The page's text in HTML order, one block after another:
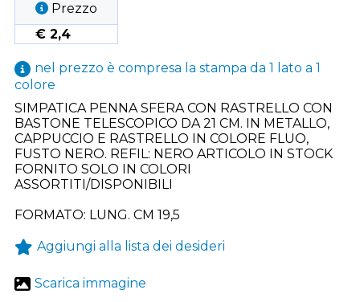
Prezzo
€ 2,4
nel prezzo è compresa la stampa da 1 lato a 1
colore
SIMPATICA PENNA SFERA CON RASTRELLO CON
BASTONE TELESCOPICO DA 21 CM. IN METALLO,
CAPPUCCIO E RASTRELLO IN COLORE FLUO,
FUSTO NERO. REFIL: NERO ARTICOLO IN STOCK
FORNITO SOLO IN COLORI
ASSORTITI/DISPONIBILI
FORMATO: LUNG. CM 19,5
Aggiungi alla lista dei desideri
Scarica immagine